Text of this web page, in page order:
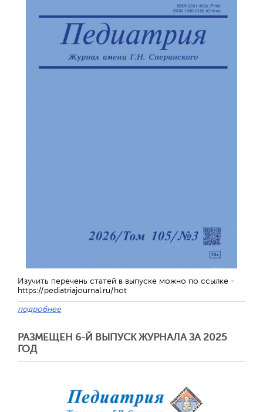
Изучить перечень статей в выпуске можно по ссылке -
https://pediatriajournal.ru/hot
подробнее
РАЗМЕЩЕН 6-Й ВЫПУСК ЖУРНАЛА ЗА 2025
ГОД